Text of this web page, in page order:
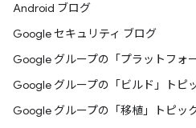
Android ブログ
Google セキュリティ ブログ
Google グループの「プラットフォ
Google グループの「ビルド」トピ
Google グループの「移植」トピッ